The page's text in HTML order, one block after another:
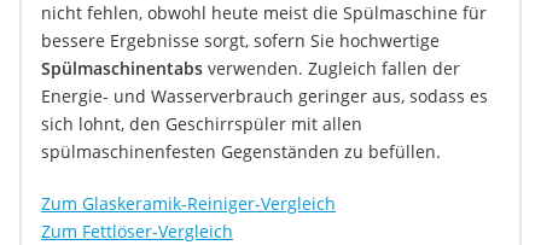
nicht fehlen, obwohl heute meist die Spülmaschine für
bessere Ergebnisse sorgt, sofern Sie hochwertige
Spülmaschinentabs verwenden. Zugleich fallen der
Energie- und Wasserverbrauch geringer aus, sodass es
sich lohnt, den Geschirrspüler mit allen
spülmaschinenfesten Gegenständen zu befüllen.
Zum Glaskeramik-Reiniger-Vergleich
Zum Fettlöser-Vergleich